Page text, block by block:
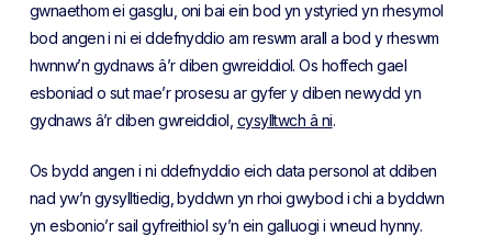
gwnaethom ei gasglu, oni bai ein bod yn ystyried yn rhesymol
bod angen i ni ei ddefnyddio am reswm arall a bod y rheswm
hwnnw’n gydnaws â’r diben gwreiddiol. Os hoffech gael
esboniad o sut mae’r prosesu ar gyfer y diben newydd yn
gydnaws â’r diben gwreiddiol, cysylltwch â ni.
Os bydd angen i ni ddefnyddio eich data personol at ddiben
nad yw’n gysylltiedig, byddwn yn rhoi gwybod i chi a byddwn
yn esbonio’r sail gyfreithiol sy’n ein galluogi i wneud hynny.